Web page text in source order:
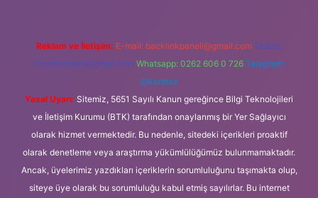
Reklam ve İletişim: E-mail: backlinkpaneli@gmail.com Teams:
forumhizmeti@gmail.com Whatsapp: 0262 606 0 726 Telegram:
@karabul
Yasal Uyarı: Sitemiz, 5651 Sayılı Kanun gereğince Bilgi Teknolojileri
ve İletişim Kurumu (BTK) tarafından onaylanmış bir Yer Sağlayıcı
olarak hizmet vermektedir. Bu nedenle, sitedeki içerikleri proaktif
olarak denetleme veya araştırma yükümlülüğümüz bulunmamaktadır.
Ancak, üyelerimiz yazdıkları içeriklerin sorumluluğunu taşımakta olup,
siteye üye olarak bu sorumluluğu kabul etmiş sayılırlar. Bu internet